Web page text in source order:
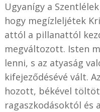
Ugyanígy a
hogy megízleljétek
attól a pillanattól
megváltozott. Isten
lenni, s az atyaság
kifejeződésévé vált.
hozott, békével
ragaszkodásoktól és